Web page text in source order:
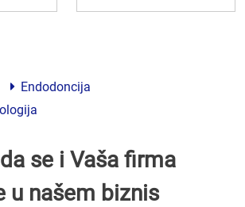
Endodoncija
se i Vaša firma
u našem biznis